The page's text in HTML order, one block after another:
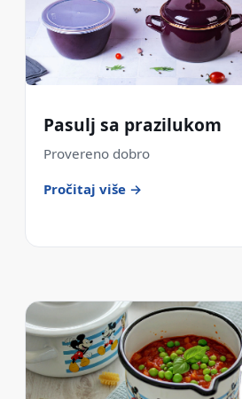
Pasulj sa prazilukom
Provereno dobro
Pročitaj više →